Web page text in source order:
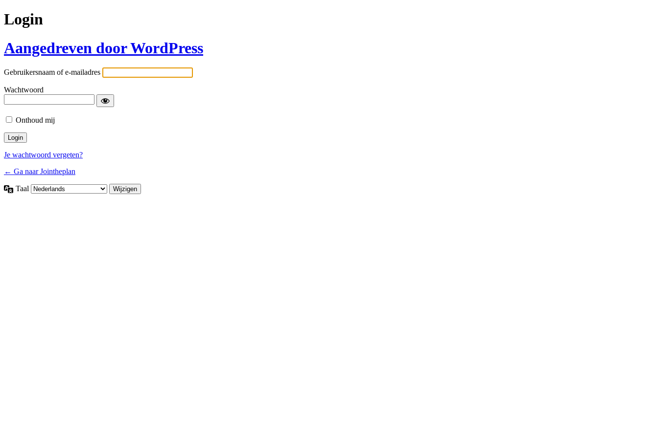
Login
Aangedreven door WordPress
Gebruikersnaam of e-mailadres
Wachtwoord
Onthoud mij
Je wachtwoord vergeten?
← Ga naar Jointheplan
Taal